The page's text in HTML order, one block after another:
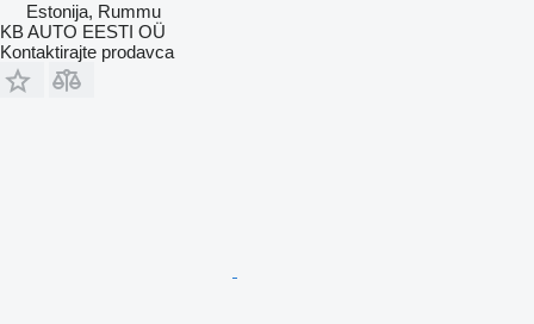
Estonija, Rummu
KB AUTO EESTI OÜ
Kontaktirajte prodavca